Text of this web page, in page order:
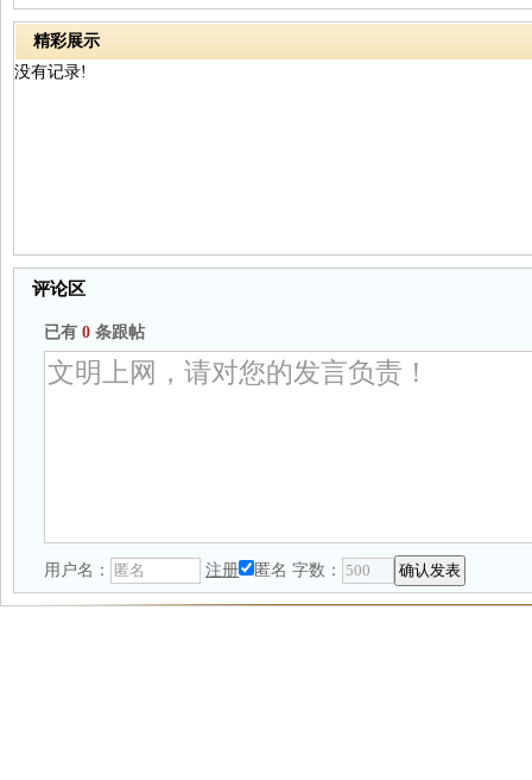
精彩展示
没有记录!
评论区
已有 0 条跟帖
用户名： 注册 匿名 字数：